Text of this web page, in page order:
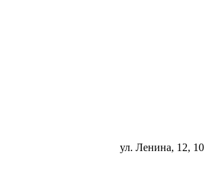
ул. Ленина, 12, 10